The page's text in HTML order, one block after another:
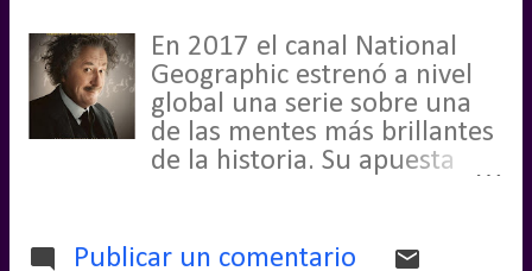
película que realmente
llevaba esperando ver desde
mucho antes incluso de su
estreno, he decidido escribir
Mis Impresiones sobre
MAGGIE. Te adelanto que si
esas entregas gore de
En 2017 el canal National
Geographic estrenó a nivel
global una serie sobre una
de las mentes más brillantes
de la historia. Su apuesta
ello se rodeó, entre otras, de
Publicar un comentario